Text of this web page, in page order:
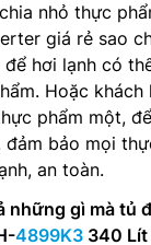
nhỏ thực
giá rẻ sao
hơi lạnh có
Hoặc khách
phẩm một,
đảm bảo mọi
an toàn.
những gì mà tủ
4899K3 340 Lít